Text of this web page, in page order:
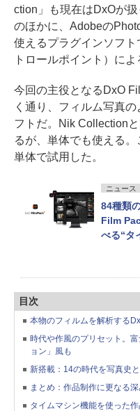
ction」も現在はDxOが
のほかに、Adobeの
使えるプラグインソフ
トロールポイント）によ
今回の主役となるDxO
く通り、フィルム写真
フトだ。Nik Collection
るが、単体でも使える
単体で試用した。
ニュース
84種類
Film
べる“タ
目次
本物のフィルムを解析する
時代や作風のプリセット。
ョン」風も
新搭載：14の時代を写真史
まとめ：作品制作に更なる深
タイムマシン機能を使った作